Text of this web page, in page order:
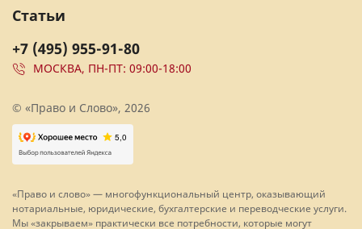
+7 (495) 955-91-80
МОСКВА, ПН-ПТ: 09:00-18:00
Статьи
© «Право и Слово», 2026
«Право и слово» — многофункциональный центр, оказывающий
нотариальные, юридические, бухгалтерские и переводческие услуги.
Мы «закрываем» практически все потребности, которые могут